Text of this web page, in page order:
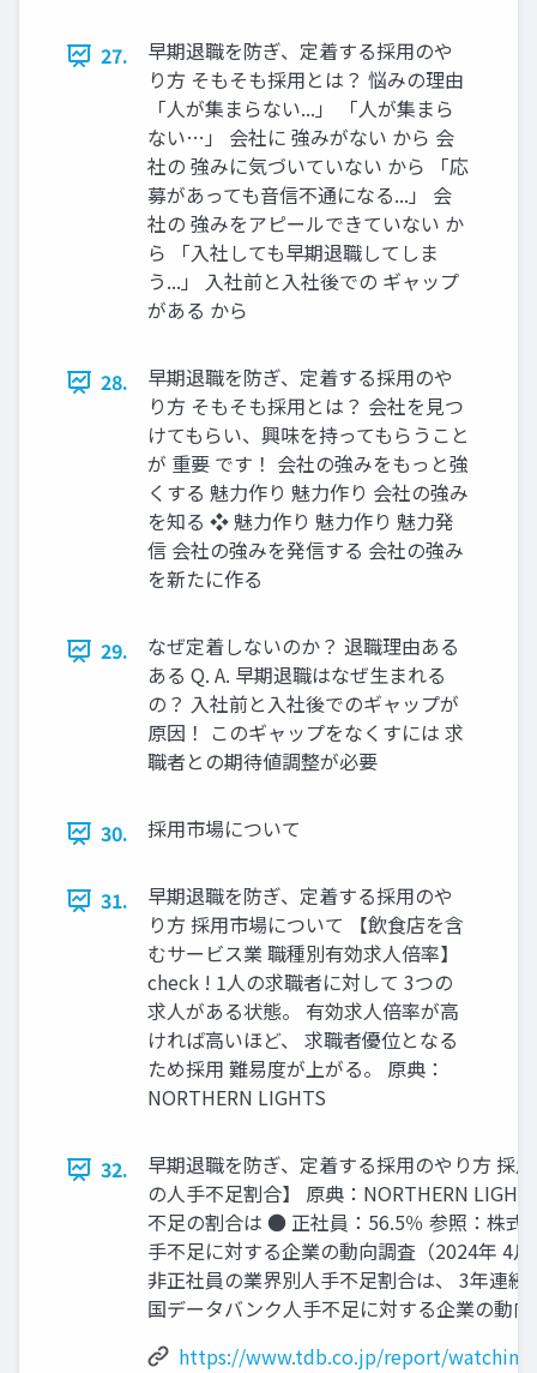
27.
早期退職を防ぎ、定着する採用のや
り方 そもそも採⽤とは？ 悩みの理由
「⼈が集まらない...」 「⼈が集まら
ない…」 会社に 強みがない から 会
社の 強みに気づいていない から 「応
募があっても⾳信不通になる...」 会
社の 強みをアピールできていない か
ら 「⼊社しても早期退職してしま
う...」 ⼊社前と⼊社後での ギャップ
がある から
28.
早期退職を防ぎ、定着する採用のや
り方 そもそも採⽤とは？ 会社を⾒つ
けてもらい、興味を持ってもらうこと
が 重要 です！ 会社の強みをもっと強
くする 魅⼒作り 魅⼒作り 会社の強み
を知る ❖ 魅⼒作り 魅⼒作り 魅⼒発
信 会社の強みを発信する 会社の強み
を新たに作る
29.
なぜ定着しないのか？ 退職理由ある
ある Q. A. 早期退職はなぜ⽣まれる
の？ ⼊社前と⼊社後でのギャップが
原因！ このギャップをなくすには 求
職者との期待値調整が必要
30. 採⽤市場について
31.
早期退職を防ぎ、定着する採用のや
り方 採⽤市場について 【飲⾷店を含
むサービス業 職種別有効求⼈倍率】
check ! 1⼈の求職者に対して 3つの
求⼈がある状態。 有効求⼈倍率が⾼
ければ⾼いほど、 求職者優位となる
ため採⽤ 難易度が上がる。 原典：
NORTHERN LIGHTS
32.
早期退職を防ぎ、定着する採用のやり方 採
の⼈⼿不⾜割合】 原典：NORTHERN
不⾜の割合は ● 正社員：56.5％ 参照：株式
手不足に対する企業の動向調査（2024年 4
⾮正社員の業界別⼈⼿不⾜割合は、 3年連
国データバンク⼈⼿不⾜に対する企業の動
https://www.tdb.co.jp/report/